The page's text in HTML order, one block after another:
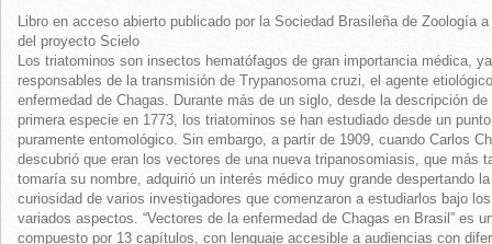
Libro en acceso abierto publicado por la Sociedad Brasileña de Zoología
del proyecto Scielo
Los triatominos son insectos hematófagos de gran importancia médica,
responsables de la transmisión de Trypanosoma cruzi, el agente
enfermedad de Chagas. Durante más de un siglo, desde la descripción de
primera especie en 1773, los triatominos se han estudiado desde un
puramente entomológico. Sin embargo, a partir de 1909, cuando Carlos
descubrió que eran los vectores de una nueva tripanosomiasis, que más
tomaría su nombre, adquirió un interés médico muy grande despertando la
curiosidad de varios investigadores que comenzaron a estudiarlos bajo
variados aspectos. “Vectores de la enfermedad de Chagas en Brasil” es
compuesto por 13 capítulos, con lenguaje accesible a audiencias con